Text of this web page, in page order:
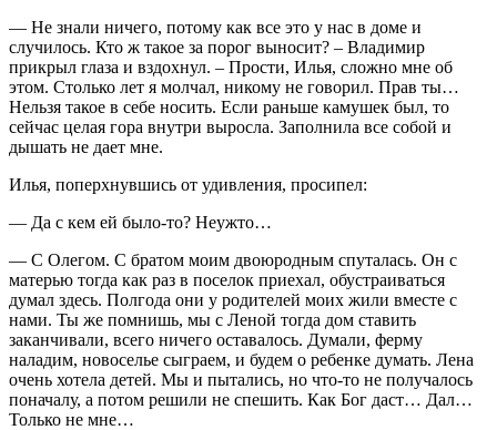
— Не знали ничего, потому как все это у нас в доме и
случилось. Кто ж такое за порог выносит? – Владимир
прикрыл глаза и вздохнул. – Прости, Илья, сложно мне об
этом. Столько лет я молчал, никому не говорил. Прав ты…
Нельзя такое в себе носить. Если раньше камушек был, то
сейчас целая гора внутри выросла. Заполнила все собой и
дышать не дает мне.
Илья, поперхнувшись от удивления, просипел:
— Да с кем ей было-то? Неужто…
— С Олегом. С братом моим двоюродным спуталась. Он с
матерью тогда как раз в поселок приехал, обустраиваться
думал здесь. Полгода они у родителей моих жили вместе с
нами. Ты же помнишь, мы с Леной тогда дом ставить
заканчивали, всего ничего оставалось. Думали, ферму
наладим, новоселье сыграем, и будем о ребенке думать. Лена
очень хотела детей. Мы и пытались, но что-то не получалось
поначалу, а потом решили не спешить. Как Бог даст… Дал…
Только не мне…